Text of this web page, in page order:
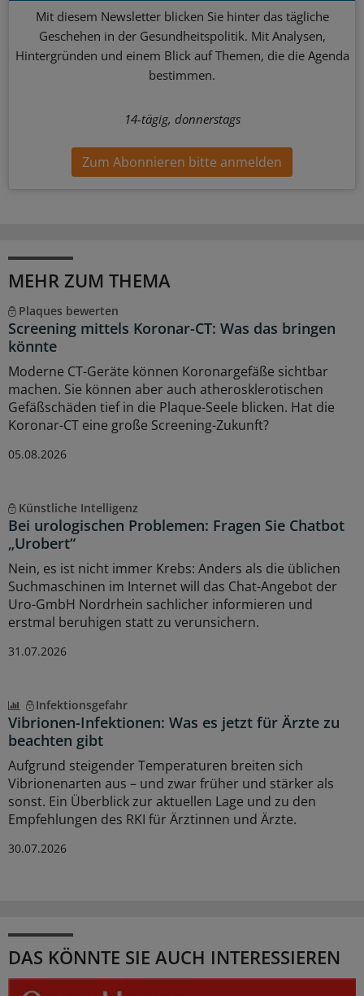
Mit diesem Newsletter blicken Sie hinter das tägliche
Geschehen in der Gesundheitspolitik. Mit Analysen,
Hintergründen und einem Blick auf Themen, die die Agenda
bestimmen.
14-tägig, donnerstags
Zum Abonnieren bitte anmelden
MEHR ZUM THEMA
Plaques bewerten
Screening mittels Koronar-CT: Was das bringen
könnte
Moderne CT-Geräte können Koronargefäße sichtbar
machen. Sie können aber auch atherosklerotischen
Gefäßschäden tief in die Plaque-Seele blicken. Hat die
Koronar-CT eine große Screening-Zukunft?
05.08.2026
Künstliche Intelligenz
Bei urologischen Problemen: Fragen Sie Chatbot
„Urobert“
Nein, es ist nicht immer Krebs: Anders als die üblichen
Suchmaschinen im Internet will das Chat-Angebot der
Uro-GmbH Nordrhein sachlicher informieren und
erstmal beruhigen statt zu verunsichern.
31.07.2026
Infektionsgefahr
Vibrionen-Infektionen: Was es jetzt für Ärzte zu
beachten gibt
Aufgrund steigender Temperaturen breiten sich
Vibrionenarten aus – und zwar früher und stärker als
sonst. Ein Überblick zur aktuellen Lage und zu den
Empfehlungen des RKI für Ärztinnen und Ärzte.
30.07.2026
DAS KÖNNTE SIE AUCH INTERESSIEREN